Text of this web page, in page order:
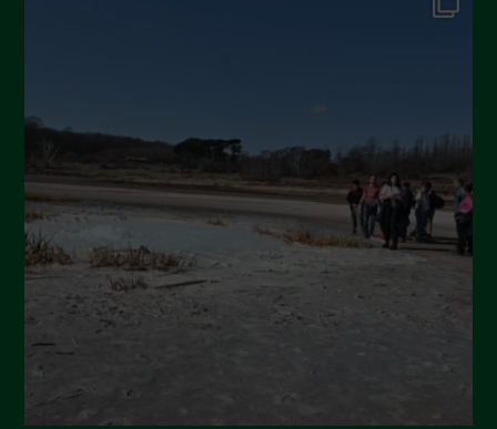
Settembre 2024
Luglio 2024
Maggio 2024
Aprile 2024
Marzo 2024
Febbraio 2024